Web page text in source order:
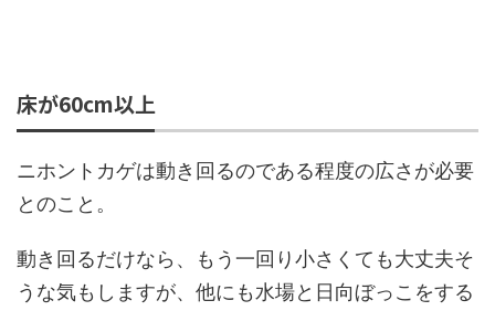
床が60cm以上
ニホントカゲは動き回るのである程度の広さが必要
とのこと。
動き回るだけなら、もう一回り小さくても大丈夫そ
うな気もしますが、他にも水場と日向ぼっこをする